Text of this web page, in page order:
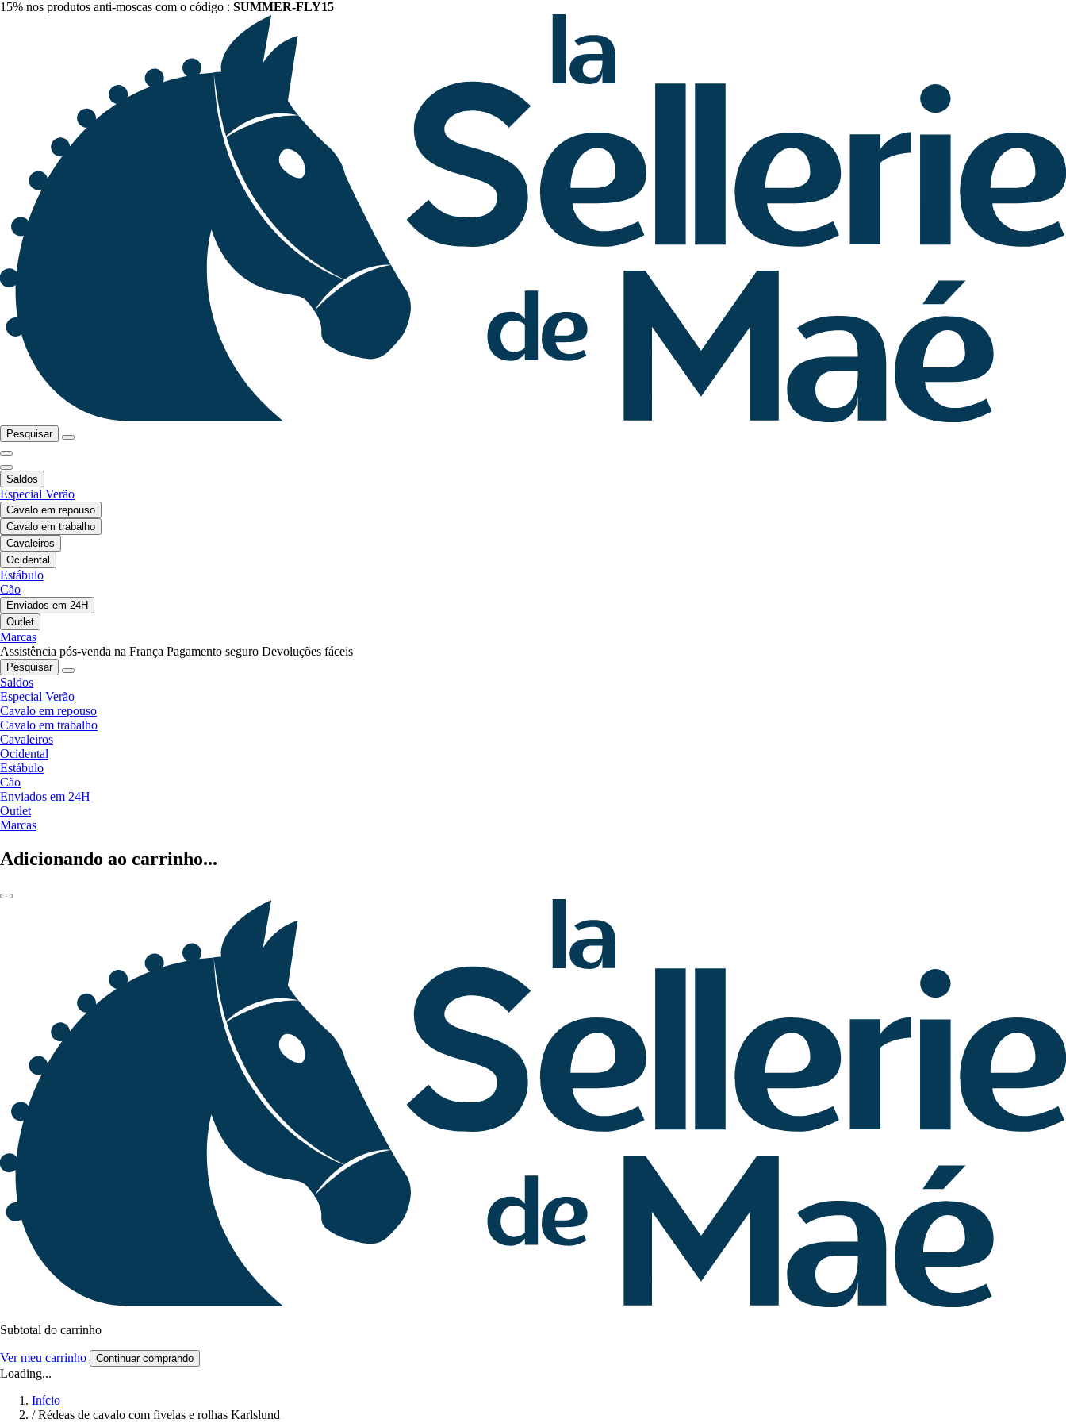
15% nos produtos anti-moscas com o código : SUMMER-FLY15
Pesquisar
Saldos
Especial Verão
Cavalo em repouso
Cavalo em trabalho
Cavaleiros
Ocidental
Estábulo
Cão
Enviados em 24H
Outlet
Marcas
Assistência pós-venda na França Pagamento seguro Devoluções fáceis
Pesquisar
Saldos
Especial Verão
Cavalo em repouso
Cavalo em trabalho
Cavaleiros
Ocidental
Estábulo
Cão
Enviados em 24H
Outlet
Marcas
Adicionando ao carrinho...
Subtotal do carrinho
Ver meu carrinho Continuar comprando
Loading...
Início
/ Rédeas de cavalo com fivelas e rolhas Karlslund